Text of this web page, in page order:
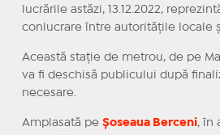
lucrările astăzi, 13.12.2022,
conlucrare între autoritățile locale
Această stație de metrou, de pe
va fi deschisă publicului după
necesare.
Amplasată pe Șoseaua Berceni, în